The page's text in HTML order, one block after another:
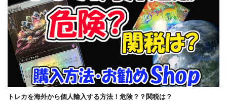
トレカを海外から個人輸入する方法！危険？？関税は？
ポケモンカード
ポケモンカード151
ポケモンカードゲーム Classic
ポケモンセンター20周年
ポケモンセンター25周年
ポケモンセンターオンライン
ポケモンデー記念
ポケモンフィッシング
ポケモンマスターズ EX